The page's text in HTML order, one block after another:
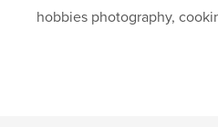
hobbies photography,